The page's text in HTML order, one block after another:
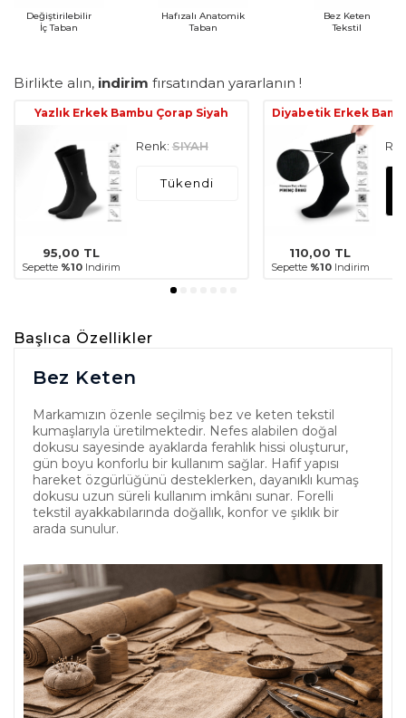
Değiştirilebilir
İç Taban
Hafızalı Anatomik
Taban
Bez Keten
Tekstil
Birlikte alın, indirim fırsatından yararlanın !
Yazlık Erkek Bambu Çorap Siyah
95,00 TL
Sepette %10Indirim
Renk: SIYAH
Tükendi
Diyabetik Erkek
110,00 TL
Sepette %10Indirim
Başlıca Özellikler
Bez Keten
Markamızın özenle seçilmiş bez ve keten tekstil
kumaşlarıyla üretilmektedir. Nefes alabilen doğal
dokusu sayesinde ayaklarda ferahlık hissi oluşturur,
gün boyu konforlu bir kullanım sağlar. Hafif yapısı
hareket özgürlüğünü desteklerken, dayanıklı kumaş
dokusu uzun süreli kullanım imkânı sunar. Forelli
tekstil ayakkabılarında doğallık, konfor ve şıklık bir
arada sunulur.